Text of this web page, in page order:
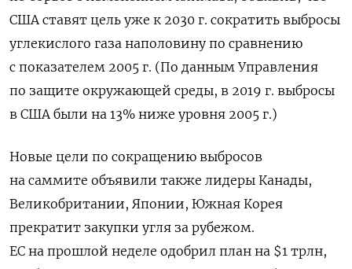
США ставят цель уже к 2030 г. сократить выбросы
углекислого газа наполовину по сравнению
с показателем 2005 г. (По данным Управления
по защите окружающей среды, в 2019 г. выбросы
в США были на 13% ниже уровня 2005 г.)
Новые цели по сокращению выбросов
на саммите объявили также лидеры Канады,
Великобритании, Японии, Южная Корея
прекратит закупки угля за рубежом.
ЕС на прошлой неделе одобрил план на $1 трлн,